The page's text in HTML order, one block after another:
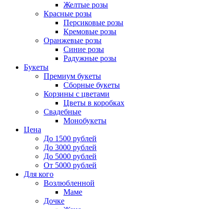
Желтые розы
Красные розы
Персиковые розы
Кремовые розы
Оранжевые розы
Синие розы
Радужные розы
Букеты
Премиум букеты
Сборные букеты
Корзины с цветами
Цветы в коробках
Свадебные
Монобукеты
Цена
До 1500 рублей
До 3000 рублей
До 5000 рублей
От 5000 рублей
Для кого
Возлюбленной
Маме
Дочке